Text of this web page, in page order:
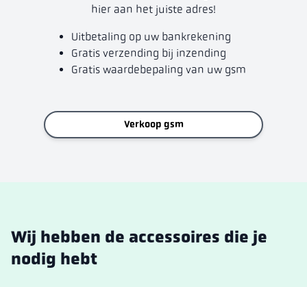
hier aan het juiste adres!
Uitbetaling op uw bankrekening
Gratis verzending bij inzending
Gratis waardebepaling van uw gsm
Verkoop gsm
Wij hebben de accessoires die je
nodig hebt